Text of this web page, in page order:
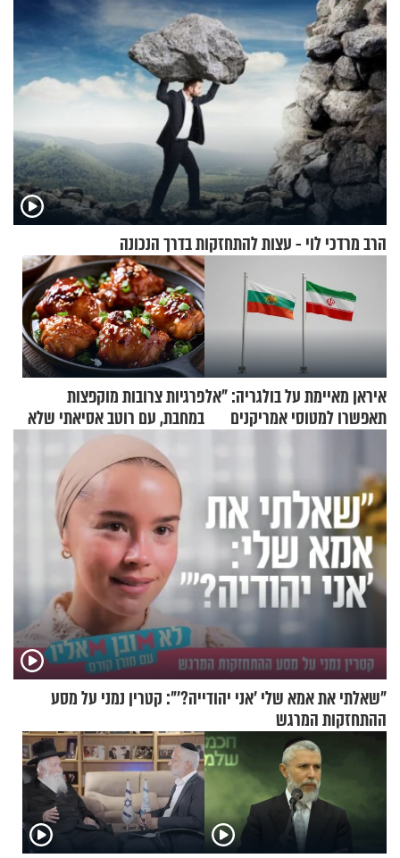
הרב מרדכי לוי - עצות להתחזקות בדרך הנכונה
איראן מאיימת על בולגריה: "אל
תאפשרו למטוסי אמריקנים
פרגיות צרובות מוקפצות
במחבת, עם רוטב אסיאתי שלא
יישכח במהרה
"שאלתי את אמא שלי 'אני יהודייה?'": קטרין נמני על מסע
ההתחזקות המרגש